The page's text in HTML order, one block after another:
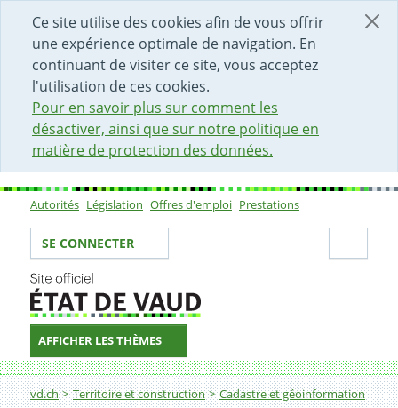
Ce site utilise des cookies afin de vous offrir
une expérience optimale de navigation. En
continuant de visiter ce site, vous acceptez
l'utilisation de ces cookies.
Pour en savoir plus sur comment les
désactiver, ainsi que sur notre politique en
matière de protection des données.
DÉBUT DU CONTENU DE LA PAGE
ACCÈS AU CHAMP DE RECHERCHE
PAGE D'ACCUEIL
FORMULAIRE DE CONTACT
Sous-navigation
Autorités Législation Offres d'emploi Prestations
Votre identité
SE CONNECTER
AFFICHER LES THÈMES
Fil d'Ariane
vd.ch Territoire et construction Cadastre et géoinformation
Guichets cartographiques